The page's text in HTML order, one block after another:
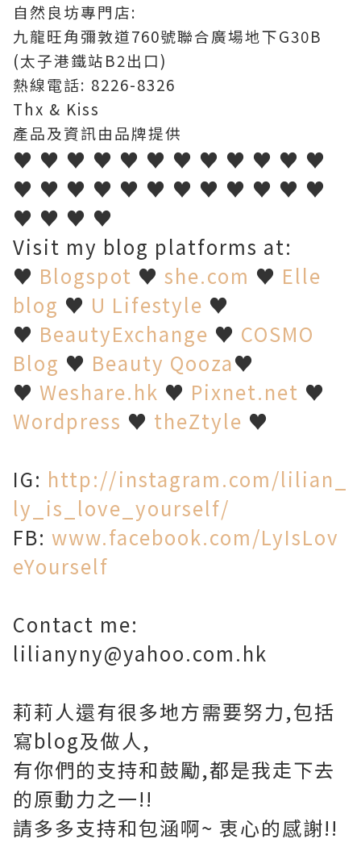
自然良坊專門店:
九龍旺角彌敦道760號聯合廣場地下G30B
(太子港鐵站B2出口)
熱線電話: 8226-8326
Thx & Kiss
產品及資訊由品牌提供
♥ ♥ ♥ ♥ ♥ ♥ ♥ ♥ ♥ ♥ ♥ ♥
♥ ♥ ♥ ♥ ♥ ♥ ♥ ♥ ♥ ♥ ♥ ♥
♥ ♥ ♥ ♥
Visit my blog platforms at:
♥ Blogspot ♥ she.com ♥ Elle
blog ♥ U Lifestyle ♥
♥ BeautyExchange ♥ COSMO
Blog ♥ Beauty Qooza♥
♥ Weshare.hk ♥ Pixnet.net ♥
Wordpress ♥ theZtyle ♥
IG: http://instagram.com/lilian_
ly_is_love_yourself/
FB: www.facebook.com/LyIsLov
eYourself
Contact me:
lilianyny@yahoo.com.hk
莉莉人還有很多地方需要努力,包括
寫blog及做人,
有你們的支持和鼓勵,都是我走下去
的原動力之一!!
請多多支持和包涵啊~ 衷心的感謝!!